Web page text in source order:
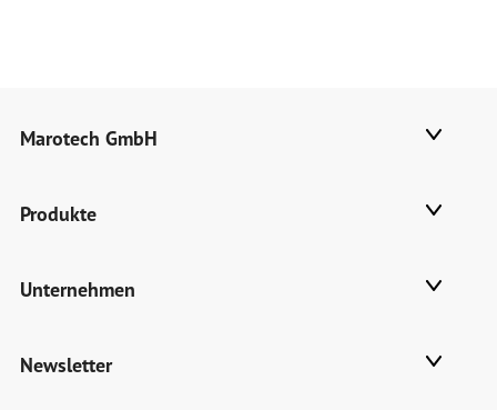
Marotech GmbH
Produkte
Unternehmen
Newsletter